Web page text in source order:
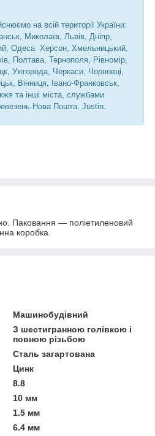
на всій території України:
Миколаїв, Львів, Дніпр,
Одеса Херсон, Хмельницький,
Полтава, Тернополя, Рівномір,
Ужгорода, Черкаси, Чорновці,
Вінниця, Івано-Франковськ,
та інші міста, службами
Нова Пошта, Justin.
Паковання — поліетиленовий
коробка.
Машинобудівний
З шестигранною голівкою і
повною різьбою
Сталь загартована
Цинк
8.8
10 мм
1.5 мм
6.4 мм